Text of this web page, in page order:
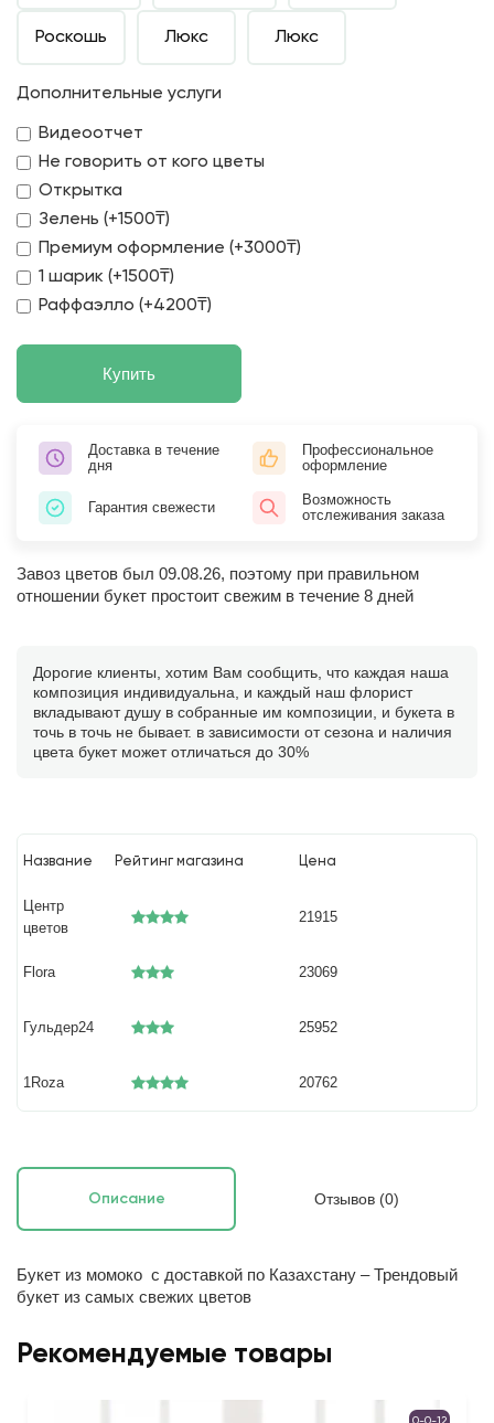
Роскошь Люкс Люкс
Дополнительные услуги
Видеоотчет
Не говорить от кого цветы
Открытка
Зелень (+1500₸)
Премиум оформление (+3000₸)
1 шарик (+1500₸)
Раффаэлло (+4200₸)
Купить
Доставка в течение
дня
Профессиональное
оформление
Гарантия свежести
Возможность
отслеживания заказа
Завоз цветов был 09.08.26, поэтому при правильном
отношении букет простоит свежим в течение 8 дней
Дорогие клиенты, хотим Вам сообщить, что каждая наша
композиция индивидуальна, и каждый наш флорист
вкладывают душу в собранные им композиции, и букета в
точь в точь не бывает. в зависимости от сезона и наличия
цвета букет может отличаться до 30%
Название Рейтинг магазина Цена
Центр
цветов
21915
Flora 23069
Гульдер24 25952
1Roza 20762
Описание Отзывов (0)
Букет из момоко с доставкой по Казахстану – Трендовый
букет из самых свежих цветов
Рекомендуемые товары
0-0-12